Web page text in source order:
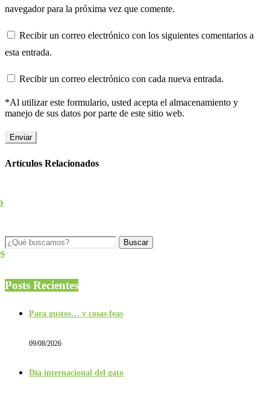
navegador para la próxima vez que comente.
Recibir un correo electrónico con los siguientes comentarios a
esta entrada.
Recibir un correo electrónico con cada nueva entrada.
*Al utilizar este formulario, usted acepta el almacenamiento y
manejo de sus datos por parte de este sitio web.
Artículos Relacionados
Posts Recientes
Para gustos… y cosas feas
09/08/2026
Día internacional del gato